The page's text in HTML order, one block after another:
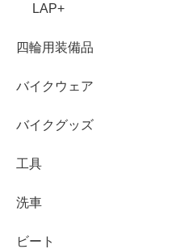
LAP+
四輪用装備品
バイクウェア
バイクグッズ
工具
洗車
ビート